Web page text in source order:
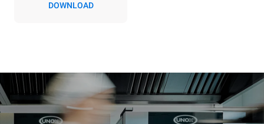
Gas Protocol
Oszacowanie obliczone przy
założeniu codziennego
użytkowania pieca (365 dni w
Oszacowanie obliczone przy
założeniu następujących
cotygodniowych programów
mycia (52 tygodnie/rok):
DOWNLOAD